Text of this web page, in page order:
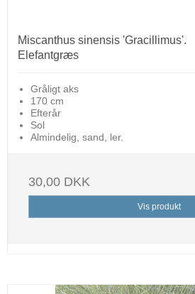
Miscanthus sinensis 'Gracillimus'.
Elefantgræs
Gråligt aks
170 cm
Efterår
Sol
Almindelig, sand, ler.
30,00 DKK
Vis produkt